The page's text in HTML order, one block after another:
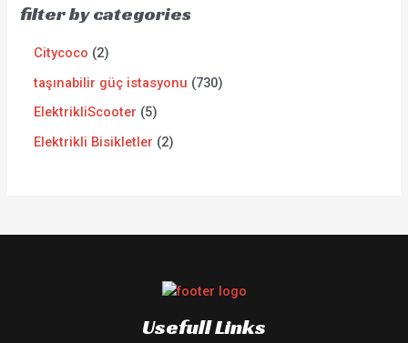
filter by categories
Citycoco
2
taşınabilir güç istasyonu
730
ElektrikliScooter
5
Elektrikli Bisikletler
2
Usefull Links